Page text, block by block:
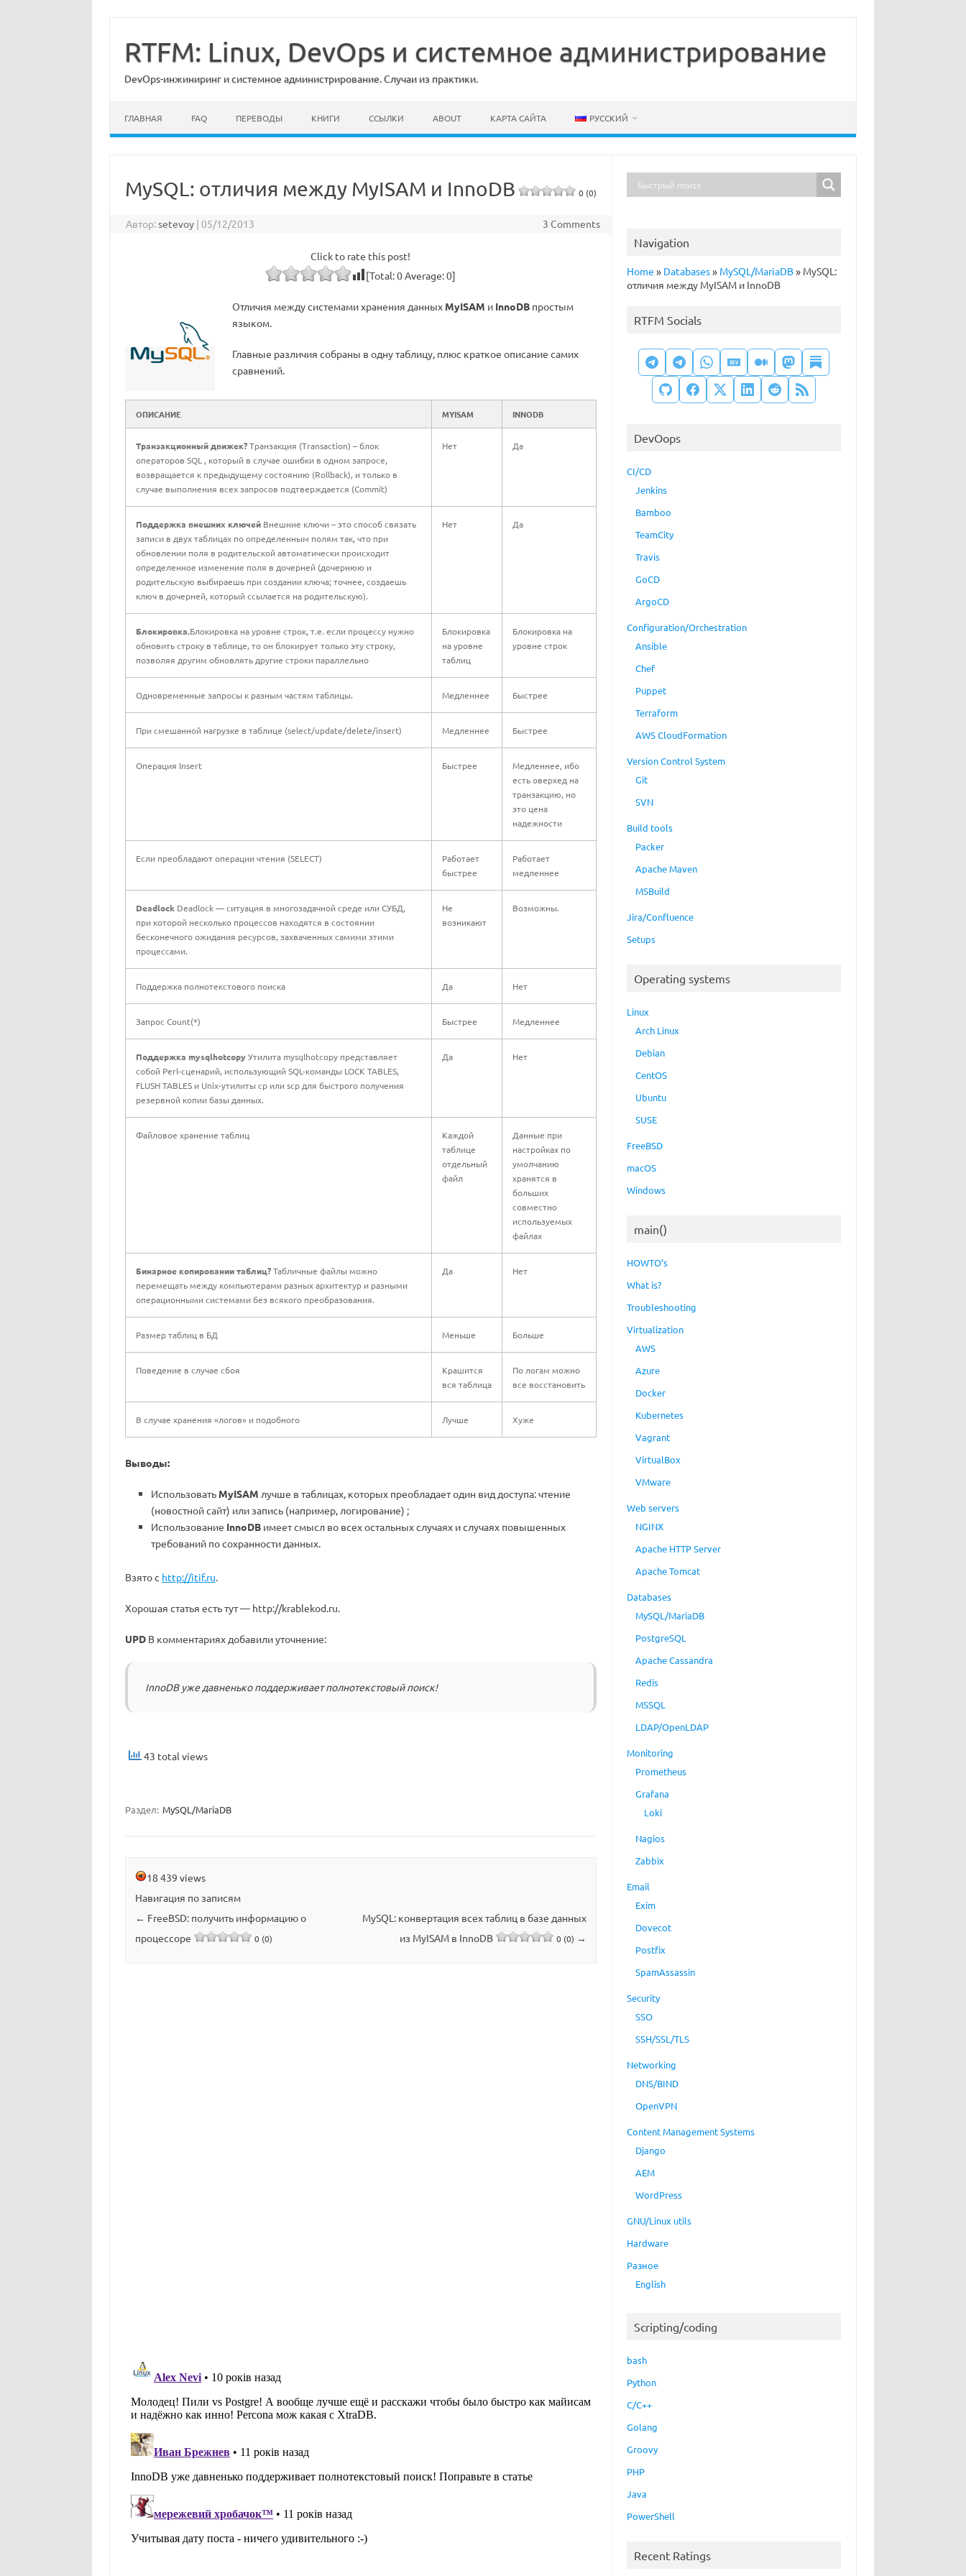
содержимому
RTFM: Linux, DevOps и системное администрирование
DevOps-инжиниринг и системное администрирование. Случаи из практики.
ГЛАВНАЯ FAQ ПЕРЕВОДЫ КНИГИ ССЫЛКИ ABOUT КАРТА САЙТА РУССКИЙ
MySQL: отличия между MyISAM и InnoDB 0 (0)
Автор:setevoy | 05/12/2013 3 Comments
Click to rate this post!
[Total:0Average:0]
Отличия между системами хранения данных MyISAM и InnoDBпростым
языком.
Главные различия собраны в одну таблицу, плюс краткое описание самих
сравнений.
ОПИСАНИЕ MYISAM INNODB
Транзакционный движек?Транзакция (Transaction) – блок
операторов SQL , который в случае ошибки в одном запросе,
возвращается к предыдущему состоянию (Rollback), и только в
случае выполнения всех запросов подтверждается (Commit)
Нет Да
Поддержка внешних ключей Внешние ключи – это способ связать
записи в двух таблицах по определенным полям так, что при
обновлении поля в родительской автоматически происходит
определенное изменение поля в дочерней (дочернюю и
родительскую выбираешь при создании ключа; точнее, создаешь
ключ в дочерней, который ссылается на родительскую).
Нет Да
Блокировка.Блокировка на уровне строк, т.е. если процессу нужно
обновить строку в таблице, то он блокирует только эту строку,
позволяя другим обновлять другие строки параллельно
Блокировка
на уровне
таблиц
Блокировка на
уровне строк
Одновременные запросы к разным частям таблицы. Медленнее Быстрее
При смешанной нагрузке в таблице (select/update/delete/insert) Медленнее Быстрее
Операция Insert Быстрее
Медленнее, ибо
есть оверхед на
транзакцию, но
это цена
надежности
Если преобладают операции чтения (SELECT)
Работает
быстрее
Работает
медленнее
Deadlock Deadlock — ситуация в многозадачной среде или СУБД,
при которой несколько процессов находятся в состоянии
бесконечного ожидания ресурсов, захваченных самими этими
процессами.
Не
возникают
Возможны.
Поддержка полнотекстового поиска Да Нет
Запрос Count(*) Быстрее Медленнее
Поддержка mysqlhotcopyУтилита mysqlhotcopy представляет
собой Perl-сценарий, использующий SQL-команды LOCK TABLES,
FLUSH TABLES и Unix-утилиты cp или scp для быстрого получения
резервной копии базы данных.
Да Нет
Файловое хранение таблиц
Каждой
таблице
отдельный
файл
Данные при
настройках по
умолчанию
хранятся в
больших
совместно
используемых
файлах
Бинарное копировании таблиц?Табличные файлы можно
перемещать между компьютерами разных архитектур и разными
операционными системами без всякого преобразования.
Да Нет
Размер таблиц в БД Меньше Больше
Поведение в случае сбоя
Крашится
вся таблица
По логам можно
все восстановить
В случае хранения «логов» и подобного Лучше Хуже
Выводы:
Использовать MyISAM лучше в таблицах, которых преобладает один вид доступа: чтение
(новостной сайт) или запись (например, логирование) ;
Использование InnoDBимеет смысл во всех остальных случаях и случаях повышенных
требований по сохранности данных.
Взято с http://itif.ru.
Хорошая статья есть тут — http://krablekod.ru.
UPDВ комментариях добавили уточнение:
InnoDB уже давненько поддерживает полнотекстовый поиск!
43 total views
Раздел: MySQL/MariaDB
18 439 views
Навигация по записям
← FreeBSD: получить информацию о
процессоре
0 (0)
MySQL: конвертация всех таблиц в базе данных
из MyISAM в InnoDB
0 (0) →
Navigation
Home » Databases» MySQL/MariaDB» MySQL:
отличия между MyISAM и InnoDB
RTFM Socials
DevOops
CI/CD
Jenkins
Bamboo
TeamCity
Travis
GoCD
ArgoCD
Configuration/Orchestration
Ansible
Chef
Puppet
Terraform
AWS CloudFormation
Version Control System
Git
SVN
Build tools
Packer
Apache Maven
MSBuild
Jira/Confluence
Setups
Operating systems
Linux
Arch Linux
Debian
CentOS
Ubuntu
SUSE
FreeBSD
macOS
Windows
main()
HOWTO’s
What is?
Troubleshooting
Virtualization
AWS
Azure
Docker
Kubernetes
Vagrant
VirtualBox
VMware
Web servers
NGINX
Apache HTTP Server
Apache Tomcat
Databases
MySQL/MariaDB
PostgreSQL
Apache Cassandra
Redis
MSSQL
LDAP/OpenLDAP
Monitoring
Prometheus
Grafana
Loki
Nagios
Zabbix
Email
Exim
Dovecot
Postfix
SpamAssassin
Security
SSO
SSH/SSL/TLS
Networking
DNS/BIND
OpenVPN
Content Management Systems
Django
AEM
WordPress
GNU/Linux utils
Hardware
Разное
English
Scripting/coding
bash
Python
C/C++
Golang
Groovy
PHP
Java
PowerShell
Recent Ratings